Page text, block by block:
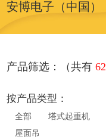
安博电子（中国）
产品筛选：（共有62
按产品类型：
全部 塔式起重机
屋面吊